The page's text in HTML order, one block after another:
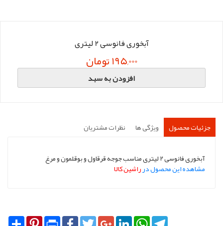
آبخوری فانوسی 2 لیتری
195,000 تومان
افزودن به سبد
جزئیات محصول ویژگی ها نظرات مشتریان
آبخوری فانوسی 2 لیتری مناسب جوجه قرقاول و بوقلمون و مرغ
مشاهده این محصول درراشین کالا
Share PinterestPrint FacebookTwitterGoogle+LinkedInWhatsApp